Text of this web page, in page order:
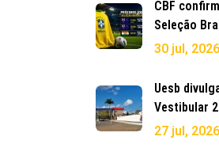
CBF
Seleção
30 jul, 2026
Uesb
Vestibular
27 jul, 2026